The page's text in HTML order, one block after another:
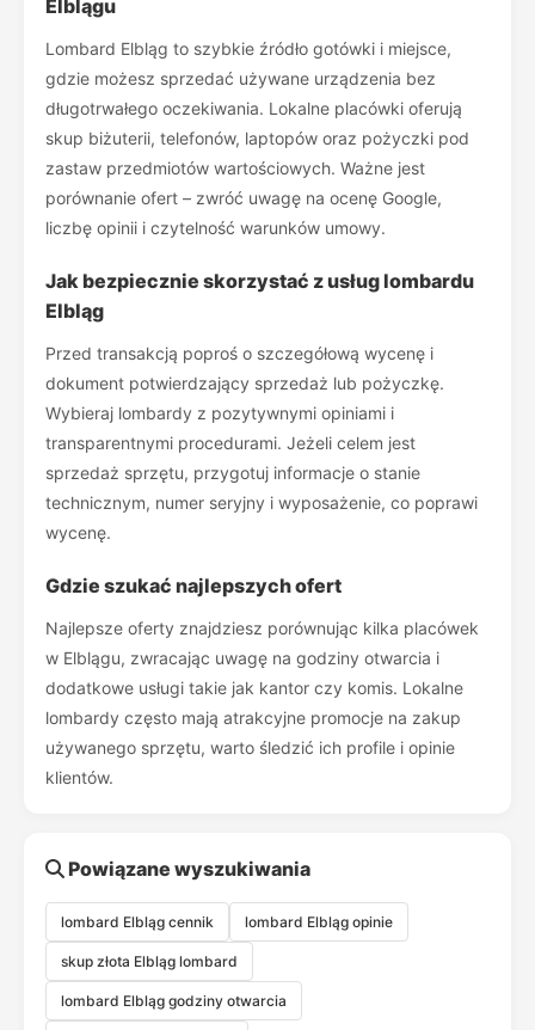
Elblągu
Lombard Elbląg to szybkie źródło gotówki i miejsce,
gdzie możesz sprzedać używane urządzenia bez
długotrwałego oczekiwania. Lokalne placówki oferują
skup biżuterii, telefonów, laptopów oraz pożyczki pod
zastaw przedmiotów wartościowych. Ważne jest
porównanie ofert – zwróć uwagę na ocenę Google,
liczbę opinii i czytelność warunków umowy.
Jak bezpiecznie skorzystać z usług lombardu
Elbląg
Przed transakcją poproś o szczegółową wycenę i
dokument potwierdzający sprzedaż lub pożyczkę.
Wybieraj lombardy z pozytywnymi opiniami i
transparentnymi procedurami. Jeżeli celem jest
sprzedaż sprzętu, przygotuj informacje o stanie
technicznym, numer seryjny i wyposażenie, co poprawi
wycenę.
Gdzie szukać najlepszych ofert
Najlepsze oferty znajdziesz porównując kilka placówek
w Elblągu, zwracając uwagę na godziny otwarcia i
dodatkowe usługi takie jak kantor czy komis. Lokalne
lombardy często mają atrakcyjne promocje na zakup
używanego sprzętu, warto śledzić ich profile i opinie
klientów.
Powiązane wyszukiwania
lombard Elbląg cennik lombard Elbląg opinie
skup złota Elbląg lombard
lombard Elbląg godziny otwarcia